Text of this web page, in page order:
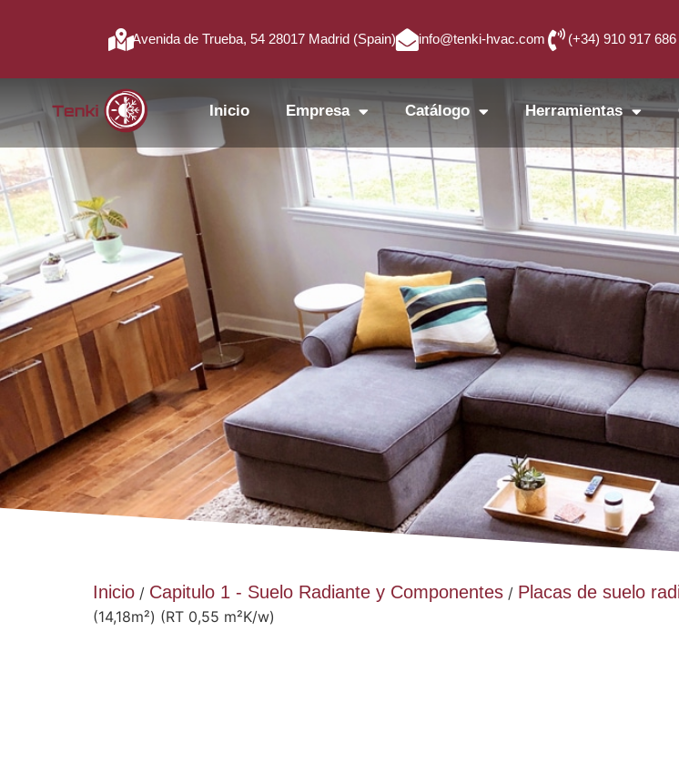
Avenida de Trueba, 54 28017 Madrid (Spain) info@tenki-hvac.com (+34) 910 917 686
Inicio Empresa Catálogo Herramientas
Inicio / Capitulo 1 - Suelo Radiante y Componentes / Placas de suelo
(14,18m²) (RT 0,55 m²K/w)